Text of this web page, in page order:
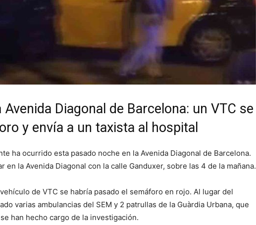
Diagonal de Barcelona: un VTC se
y envía a un taxista al hospital
ha ocurrido esta pasado noche en la Avenida Diagonal de Barcelona.
en la Avenida Diagonal con la calle Ganduxer, sobre las 4 de la mañana.
de VTC se habría pasado el semáforo en rojo. Al lugar del
varias ambulancias del SEM y 2 patrullas de la Guàrdia Urbana, que
han hecho cargo de la investigación.